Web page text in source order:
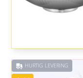
HURTIG LEVERING